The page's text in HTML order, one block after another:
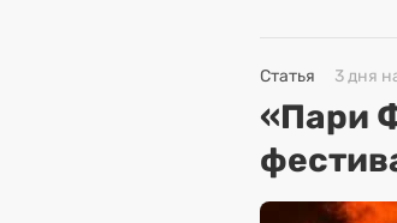
Статья 3 дня
«Пари